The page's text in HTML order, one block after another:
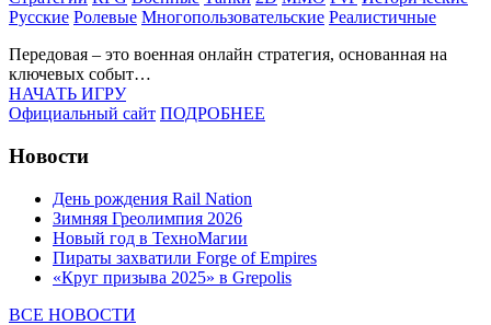
Русские Ролевые Многопользовательские Реалистичные
Передовая – это военная онлайн стратегия, основанная на
ключевых событ…
НАЧАТЬ ИГРУ
Официальный сайт ПОДРОБНЕЕ
Новости
День рождения Rail Nation
Зимняя Греолимпия 2026
Новый год в ТехноМагии
Пираты захватили Forge of Empires
«Круг призыва 2025» в Grepolis
ВСЕ НОВОСТИ